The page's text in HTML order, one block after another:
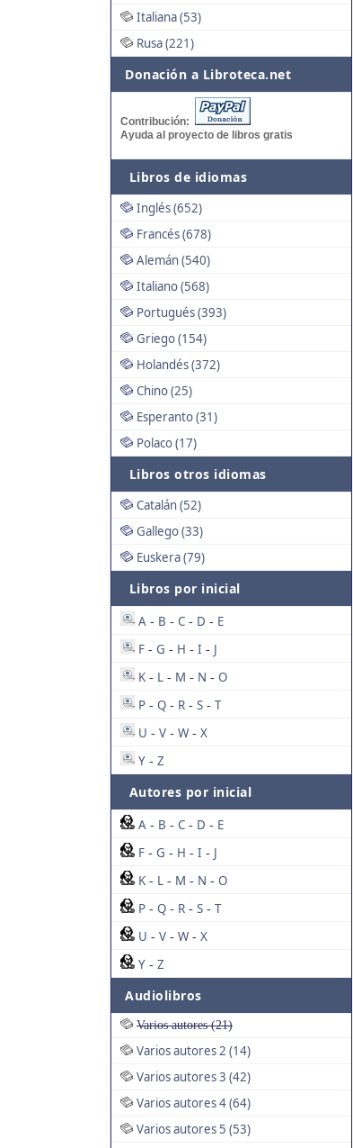
Italiana (53)
Rusa (221)
Donación a Libroteca.net
Contribución:
Ayuda al proyecto de libros gratis
Libros de idiomas
Inglés (652)
Francés (678)
Alemán (540)
Italiano (568)
Portugués (393)
Griego (154)
Holandés (372)
Chino (25)
Esperanto (31)
Polaco (17)
Libros otros idiomas
Catalán (52)
Gallego (33)
Euskera (79)
Libros por inicial
A - B - C - D - E
F - G - H - I - J
K - L - M - N - O
P - Q - R - S - T
U - V - W - X
Y - Z
Autores por inicial
A - B - C - D - E
F - G - H - I - J
K - L - M - N - O
P - Q - R - S - T
U - V - W - X
Y - Z
Audiolibros
Varios autores (21)
Varios autores 2 (14)
Varios autores 3 (42)
Varios autores 4 (64)
Varios autores 5 (53)